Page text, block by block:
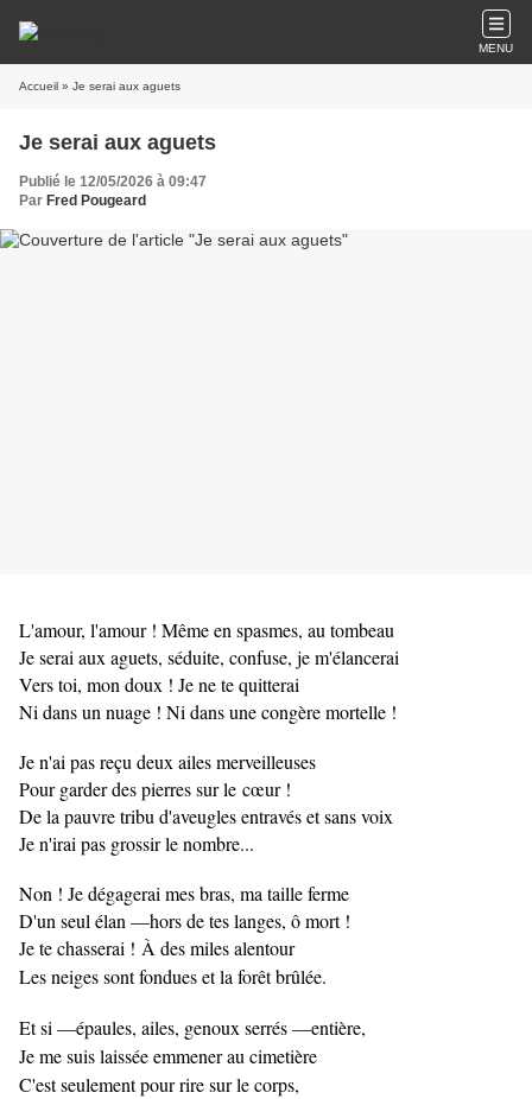
MENU
Accueil » Je serai aux aguets
Je serai aux aguets
Publié le 12/05/2026 à 09:47
Par Fred Pougeard
L'amour, l'amour ! Même en spasmes, au tombeau
Je serai aux aguets, séduite, confuse, je m'élancerai
Vers toi, mon doux ! Je ne te quitterai
Ni dans un nuage ! Ni dans une congère mortelle !
Je n'ai pas reçu deux ailes merveilleuses
Pour garder des pierres sur le cœur !
De la pauvre tribu d'aveugles entravés et sans voix
Je n'irai pas grossir le nombre...
Non ! Je dégagerai mes bras, ma taille ferme
D'un seul élan —hors de tes langes, ô mort !
Je te chasserai ! À des miles alentour
Les neiges sont fondues et la forêt brûlée.
Et si —épaules, ailes, genoux serrés —entière,
Je me suis laissée emmener au cimetière
C'est seulement pour rire sur le corps,